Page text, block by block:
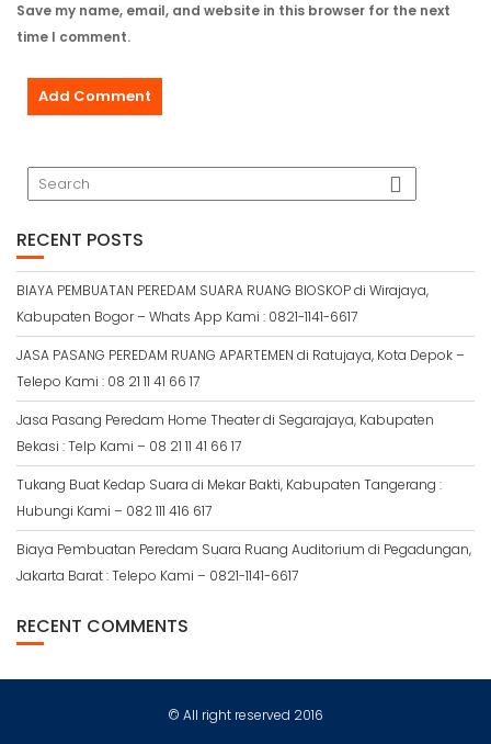
Save my name, email, and website in this browser for the next
time I comment.
RECENT POSTS
BIAYA PEMBUATAN PEREDAM SUARA RUANG BIOSKOP di Wirajaya,
Kabupaten Bogor – Whats App Kami : 0821-1141-6617
JASA PASANG PEREDAM RUANG APARTEMEN di Ratujaya, Kota Depok –
Telepo Kami : 08 21 11 41 66 17
Jasa Pasang Peredam Home Theater di Segarajaya, Kabupaten
Bekasi : Telp Kami – 08 21 11 41 66 17
Tukang Buat Kedap Suara di Mekar Bakti, Kabupaten Tangerang :
Hubungi Kami – 082 111 416 617
Biaya Pembuatan Peredam Suara Ruang Auditorium di Pegadungan,
Jakarta Barat : Telepo Kami – 0821-1141-6617
RECENT COMMENTS
© All right reserved 2016